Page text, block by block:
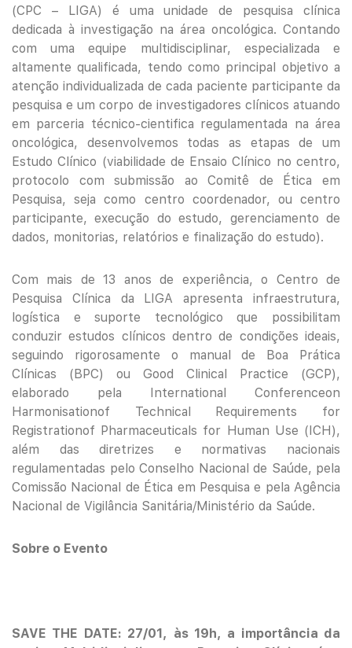
(CPC – LIGA) é uma unidade de pesquisa clínica
dedicada à investigação na área oncológica. Contando
com uma equipe multidisciplinar, especializada e
altamente qualificada, tendo como principal objetivo a
atenção individualizada de cada paciente participante da
pesquisa e um corpo de investigadores clínicos atuando
em parceria técnico-cientifica regulamentada na área
oncológica, desenvolvemos todas as etapas de um
Estudo Clínico (viabilidade de Ensaio Clínico no centro,
protocolo com submissão ao Comitê de Ética em
Pesquisa, seja como centro coordenador, ou centro
participante, execução do estudo, gerenciamento de
dados, monitorias, relatórios e finalização do estudo).
Com mais de 13 anos de experiência, o Centro de
Pesquisa Clínica da LIGA apresenta infraestrutura,
logística e suporte tecnológico que possibilitam
conduzir estudos clínicos dentro de condições ideais,
seguindo rigorosamente o manual de Boa Prática
Clínicas (BPC) ou Good Clinical Practice (GCP),
elaborado pela International Conferenceon
Harmonisationof Technical Requirements for
Registrationof Pharmaceuticals for Human Use (ICH),
além das diretrizes e normativas nacionais
regulamentadas pelo Conselho Nacional de Saúde, pela
Comissão Nacional de Ética em Pesquisa e pela Agência
Nacional de Vigilância Sanitária/Ministério da Saúde.
Sobre o Evento
SAVE THE DATE: 27/01, às 19h, a importância da